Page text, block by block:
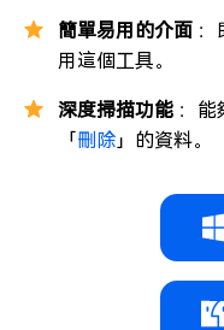
簡單易用的介面 ：
用這個工具。
深度掃描功能 ：能
「刪除 」的資料。